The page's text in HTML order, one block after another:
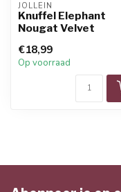
JOLLEIN
Knuffel Elephant
Nougat Velvet
€18,99
Op voorraad